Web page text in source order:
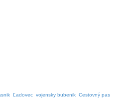
Ľadovec vojensky bubenik Cestovný pas